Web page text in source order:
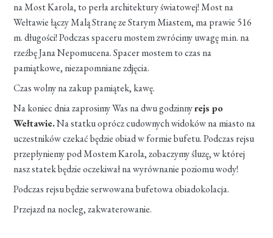
na Most Karola, to perła architektury światowej! Most na
Wełtawie łączy Malą Stranę ze Starym Miastem, ma prawie 516
m. długości! Podczas spaceru mostem zwrócimy uwagę m.in. na
rzeźbę Jana Nepomucena. Spacer mostem to czas na
pamiątkowe, niezapomniane zdjęcia.
Czas wolny na zakup pamiątek, kawę.
Na koniec dnia zaprosimy Was na dwu godzinnyrejs po
Wełtawie.Na statku oprócz cudownych widoków na miasto na
uczestników czekać będzie obiad w formie bufetu. Podczas rejsu
przepłyniemy pod Mostem Karola, zobaczymy śluzę, w której
nasz statek będzie oczekiwał na wyrównanie poziomu wody!
Podczas rejsu będzie serwowana bufetowa obiadokolacja.
Przejazd na nocleg, zakwaterowanie.